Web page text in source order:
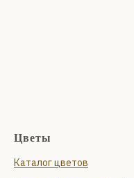
Цветы
Каталог цветов